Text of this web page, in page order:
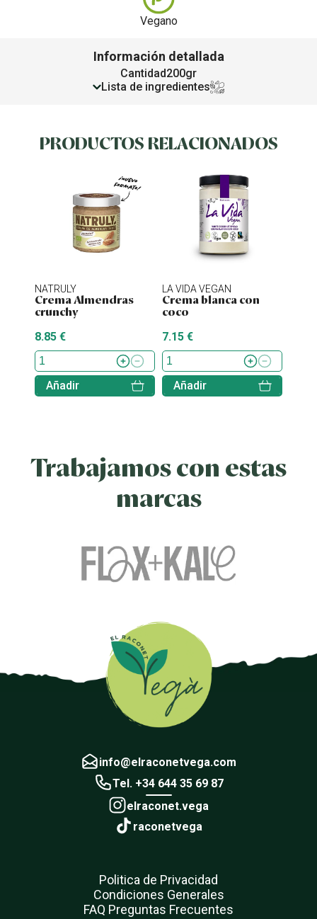
Vegano
Información detallada
Cantidad200gr
Lista de ingredientes
PRODUCTOS RELACIONADOS
NATRULY
Crema Almendras
crunchy
8.85 €
Añadir
LA VIDA VEGAN
Crema blanca con
coco
7.15 €
Añadir
Trabajamos con estas
marcas
info@elraconetvega.com
Tel. +34 644 35 69 87
elraconet.vega
raconetvega
Politica de Privacidad
Condiciones Generales
FAQ Preguntas Frecuentes